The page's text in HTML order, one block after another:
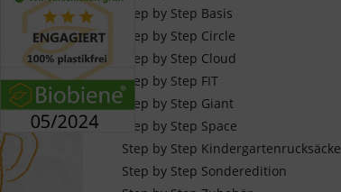
Step by Step Basis
Step by Step Circle
Step by Step Cloud
Step by Step FIT
Step by Step Giant
Step by Step Space
Step by Step Kindergartenrucksäcke
Step by Step Sonderedition